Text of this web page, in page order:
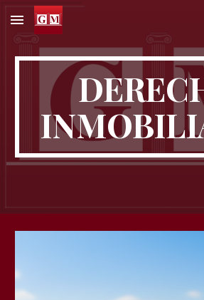
Skip to main content